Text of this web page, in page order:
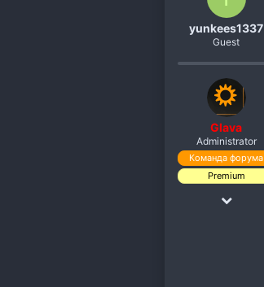
yunkees1337
Guest
Glava
Administrator
Команда форума
Premium
18 Дек